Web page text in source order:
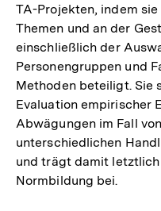
TA-Projekten, indem
Themen und an der
einschließlich der
Personengruppen und
Methoden beteiligt. Sie
Evaluation empirischer
Abwägungen im Fall
unterschiedlichen
und trägt damit
Normbildung bei.